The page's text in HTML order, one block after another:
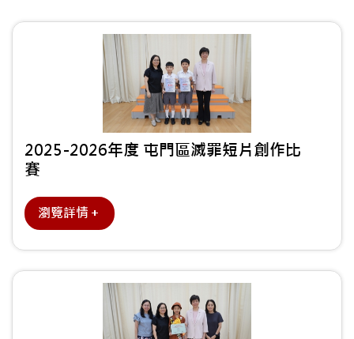
2025-2026年度 屯門區滅罪短片創作比
賽
瀏覽詳情＋